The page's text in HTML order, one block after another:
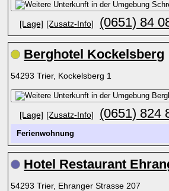
[Lage] [Zusatz-Info] (0651) 84
Berghotel Kockelsberg
54293 Trier, Kockelsberg 1
[Lage] [Zusatz-Info] (0651) 824
Ferienwohnung
Hotel Restaurant
54293 Trier, Ehranger Strasse 207